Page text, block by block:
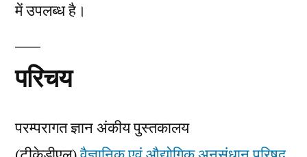
में उपलब्ध है।
परिचय
परम्परागत ज्ञान अंकीय पुस्तकालय